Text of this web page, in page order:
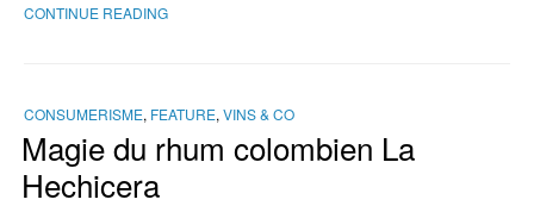
CONTINUE READING
CONSUMERISME, FEATURE, VINS & CO
Magie du rhum colombien La
Hechicera